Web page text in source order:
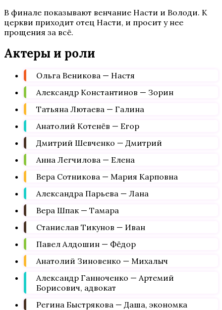
В финале показывают венчание Насти и Володи. К
церкви приходит отец Насти, и просит у нее
прощения за всё.
Актеры и роли
Ольга Веникова — Настя
Александр Константинов — Зорин
Татьяна Лютаева — Галина
Анатолий Котенёв — Егор
Дмитрий Шевченко — Дмитрий
Анна Легчилова — Елена
Вера Сотникова — Мария Карповна
Александра Парьева — Лана
Вера Шпак — Тамара
Станислав Тикунов — Иван
Павел Алдошин — Фёдор
Анатолий Зиновенко — Михалыч
Александр Ганноченко — Артемий
Борисович, адвокат
Регина Быстрякова — Даша, экономка